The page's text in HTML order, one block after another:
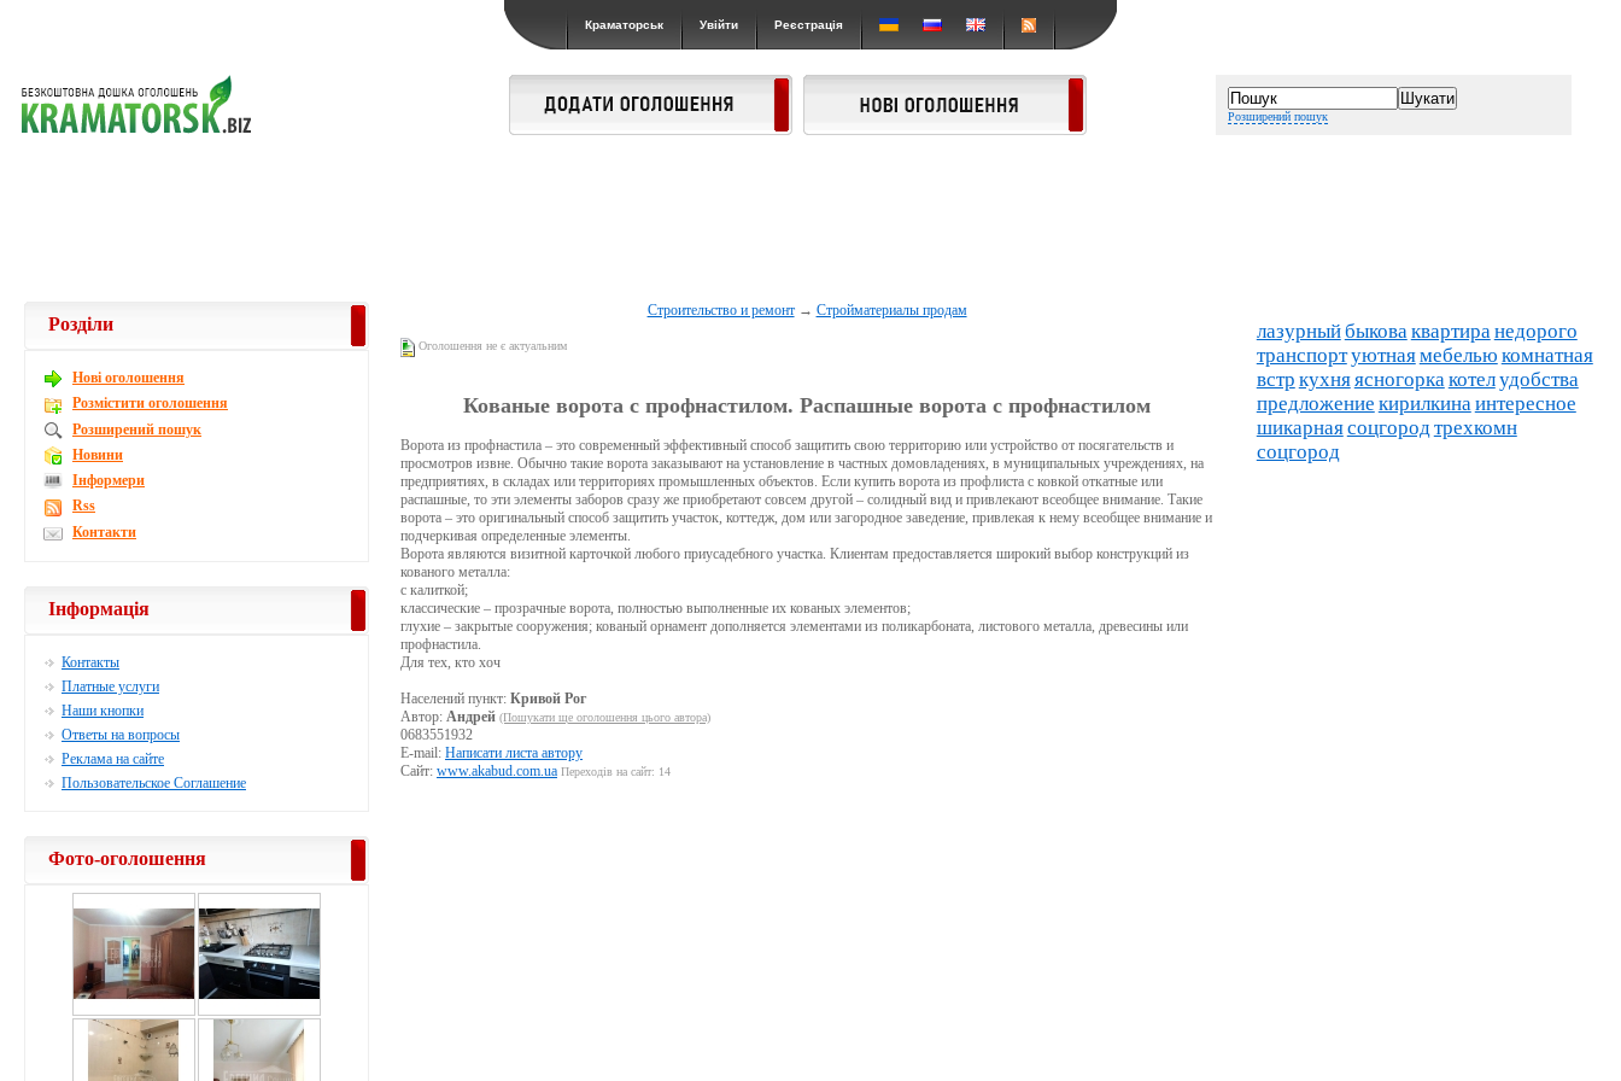
Краматорськ Увійти Реєстрація
Розширений пошук
Строительство и ремонт→ Стройматериалы продам
Оголошення не є актуальним
Кованые ворота с профнастилом. Распашные ворота с профнастилом
Ворота из профнастила – это современный эффективный способ защитить свою территорию или устройство от посягательств и
просмотров извне. Обычно такие ворота заказывают на установление в частных домовладениях, в муниципальных учреждениях, на
предприятиях, в складах или территориях промышленных объектов. Если купить ворота из профлиста с ковкой откатные или
распашные, то эти элементы заборов сразу же приобретают совсем другой – солидный вид и привлекают всеобщее внимание. Такие
ворота – это оригинальный способ защитить участок, коттедж, дом или загородное заведение, привлекая к нему всеобщее внимание и
подчеркивая определенные элементы.
Ворота являются визитной карточкой любого приусадебного участка. Клиентам предоставляется широкий выбор конструкций из
кованого металла:
с калиткой;
классические – прозрачные ворота, полностью выполненные их кованых элементов;
глухие – закрытые сооружения; кованый орнамент дополняется элементами из поликарбоната, листового металла, древесины или
профнастила.
Для тех, кто хоч
Населений пункт: Кривой Рог
Автор: Андрей (Пошукати ще оголошення цього автора)
0683551932
E-mail: Написати листа автору
Сайт: www.akabud.com.ua Переходів на сайт: 14
Розділи
Новi оголошення
Розмістити оголошення
Розширений пошук
Новини
Інформери
Rss
Контакти
Інформація
Контакты
Платные услуги
Наши кнопки
Ответы на вопросы
Реклама на сайте
Пользовательское Соглашение
Фото-оголошення
лазурныйбыковаквартиранедорого
транспортуютнаямебелью комнатная
встр кухняясногоркакотелудобства
предложение кирилкинаинтересное
шикарнаясоцгородтрехкомн
соцгород